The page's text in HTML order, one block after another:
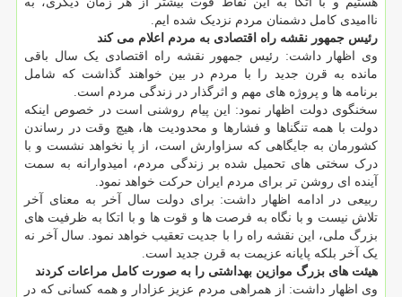
ناامیدی کامل دشمنان مردم نزدیک شده ایم.
رئیس جمهور نقشه راه اقتصادی به مردم اعلام می کند
وی اظهار داشت: رئیس جمهور نقشه راه اقتصادی یک سال باقی
مانده به قرن جدید را با مردم در بین خواهند گذاشت که شامل
برنامه ها و پروژه های مهم و اثرگذار در زندگی مردم است.
سخنگوی دولت اظهار نمود: این پیام روشنی است در خصوص اینکه
دولت با همه تنگناها و فشارها و محدودیت ها، هیچ وقت در رساندن
کشورمان به جایگاهی که سزاوارش است، از پا نخواهد نشست و با
درک سختی های تحمیل شده بر زندگی مردم، امیدوارانه به سمت
آینده ای روشن تر برای مردم ایران حرکت خواهد نمود.
ربیعی در ادامه اظهار داشت: برای دولت سال آخر به معنای آخر
تلاش نیست و با نگاه به فرصت ها و قوت ها و با اتکا به ظرفیت های
بزرگ ملی، این نقشه راه را با جدیت تعقیب خواهد نمود. سال آخر نه
یک آخر بلکه پایانه عزیمت به قرن جدید است.
هیئت های بزرگ موازین بهداشتی را به صورت کامل مراعات کردند
وی اظهار داشت: از همراهی مردم عزیز عزادار و همه کسانی که در